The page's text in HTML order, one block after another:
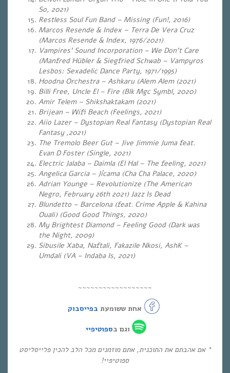
So, 2021)
Restless Soul Fun Band – Missing (Fun!, 2016)
Marcos Resende & Index – Terra De Vera Cruz
(Marcos Resende & Index, 1976/2021)
Vampires’ Sound Incorporation – We Don’t Care
(Manfred Hübler & Siegfried Schwab – Vampyros
Lesbos: Sexadelic Dance Party, 1971/1995)
Hoodna Orchestra – Ashkaru (Alem Alem (2021)
Billi Free, Uncle El – Fire (Blk Mgc Symbl, 2020)
Amir Telem – Shikshaktakam (2021)
Brijean – Wifi Beach (Feelings, 2021)
Aiio Lazer – Dystopian Real Fantasy (Dystopian Real
Fantasy ,2021)
The Tremolo Beer Gut – Jive Jimmie Juma feat.
Evan D Foster (Single, 2021)
Electric Jalaba – Daimla (El Hal – The feeling, 2021)
Angelica Garcia – Jícama (Cha Cha Palace, 2020)
Adrian Younge – Revolutionize (The American
Negro, February 26th 2021) Jazz Is Dead
Blundetto – Barcelona (feat. Crime Apple & Kahina
Ouali) (Good Good Things, 2020)
My Brightest Diamond – Feeling Good (Dark was
the Night, 2009)
Sibusile Xaba, Naftali, Fakazile Nkosi, AshK –
Umdali (VA – Indaba Is, 2021)
~~~~~~~~~~~~~~~~~~
אחת ששומעת בפייסבוק
וגם בספוטיפיי
* אם אהבתם את התוכנית, אתם מוזמנים מכל הלב להכין פלייסליסט
ספוטיפיי!